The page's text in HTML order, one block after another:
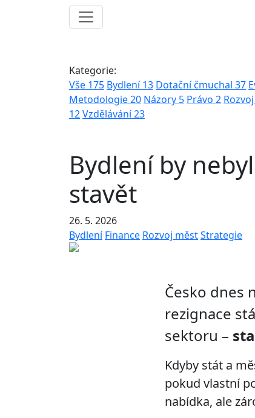
Kategorie:
Vše 175 Bydlení13 Dotační čmuchal 37
Metodologie20 Názory 5 Právo 2
12Vzdělávání23
Bydlení by
stavět
26. 5. 2026
Bydlení Finance Rozvoj městStrategie
Česko dnes
rezignace
sektoru –
Kdyby stát a
pokud vlastní
nabídka, ale